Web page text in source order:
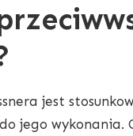
jest
jego wykonania.